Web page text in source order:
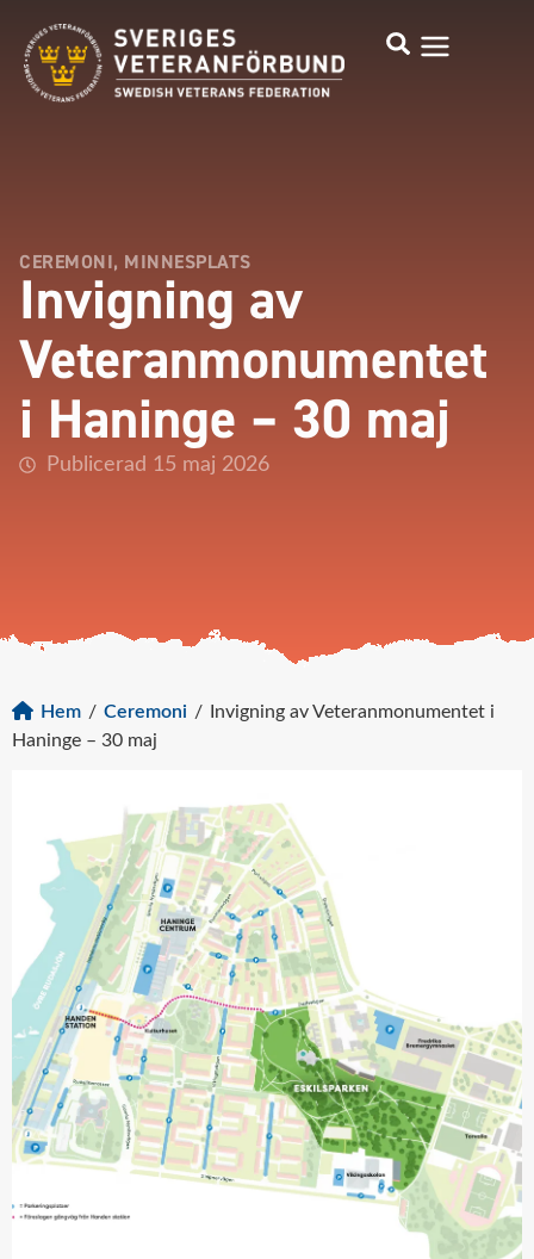
CEREMONI, MINNESPLATS
Invigning av
Veteranmonumentet
i Haninge – 30 maj
Publicerad 15 maj 2026
Hem / Ceremoni /
Invigning av Veteranmonumentet i
Haninge – 30 maj